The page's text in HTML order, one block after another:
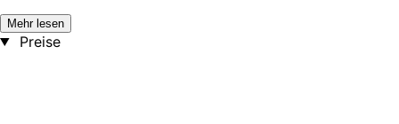
Mehr lesen
Preise